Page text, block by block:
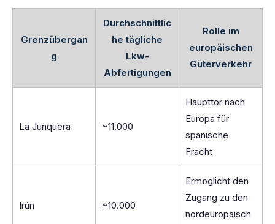
Grenzübergan
g
Durchschnittlic
he tägliche
Lkw-
Abfertigungen
Rolle im
europäischen
Güterverkehr
La Junquera ~11.000
Haupttor nach
Europa für
spanische
Fracht
Irún ~10.000
Ermöglicht den
Zugang zu den
nordeuropäisch